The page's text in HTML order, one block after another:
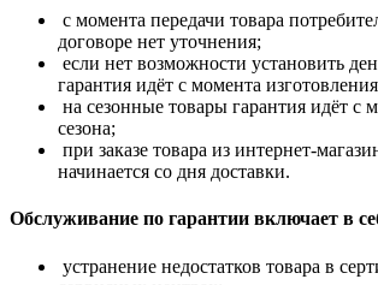
с момента передачи товара
договоре нет уточнения;
если нет возможности установить
гарантия идёт с момента
на сезонные товары гарантия идёт с
сезона;
при заказе товара из интернет-
начинается со дня доставки.
Обслуживание по гарантии включает в
устранение недостатков товара в